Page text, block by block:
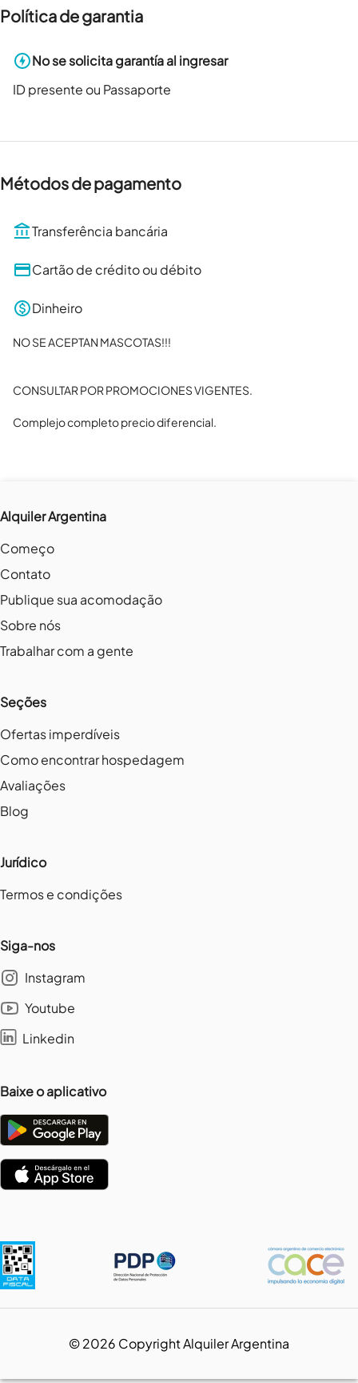
Política de garantia
No se solicita garantía al ingresar
ID presente ou Passaporte
Métodos de pagamento
Transferência bancária
Cartão de crédito ou débito
Dinheiro
NO SE ACEPTAN MASCOTAS!!!
CONSULTAR POR PROMOCIONES VIGENTES.
Complejo completo precio diferencial.
Alquiler Argentina
Começo
Contato
Publique sua acomodação
Sobre nós
Trabalhar com a gente
Seções
Ofertas imperdíveis
Como encontrar hospedagem
Avaliações
Blog
Jurídico
Termos e condições
Siga-nos
Instagram
Youtube
Linkedin
Baixe o aplicativo
©2026 Copyright Alquiler Argentina